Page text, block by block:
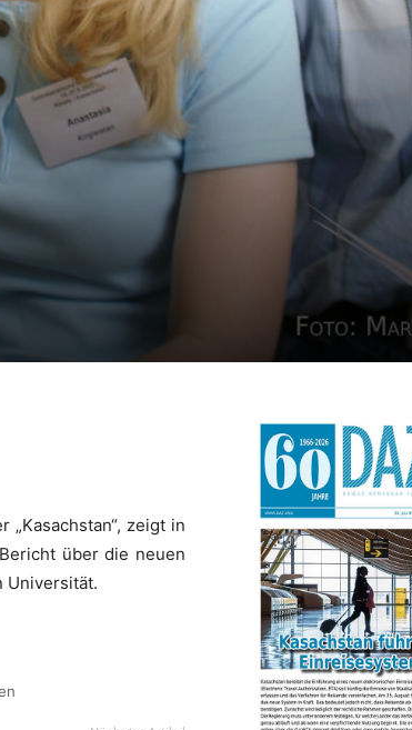
„Kasachstan“, zeigt in
über die neuen
Universität.